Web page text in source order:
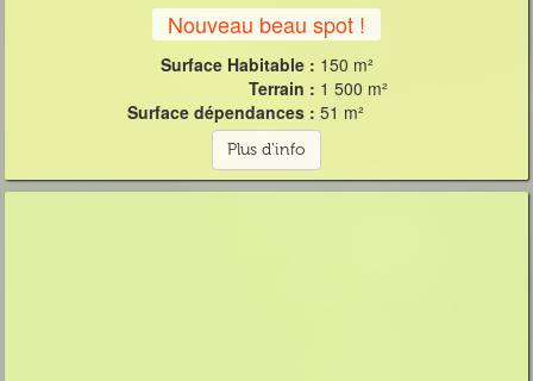
Nouveau beau spot !
Surface Habitable : 150 m²
Terrain : 1 500 m²
Surface dépendances : 51 m²
Plus d'info